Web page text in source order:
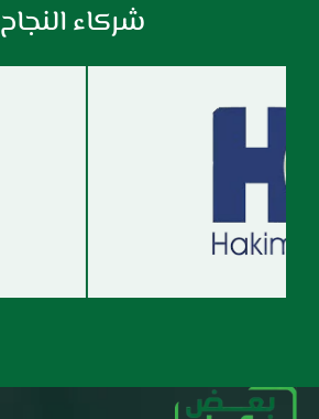
شركاء النجاح